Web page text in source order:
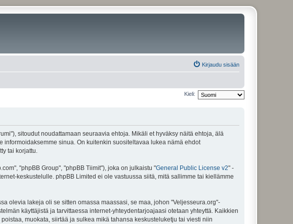
Kirjaudu sisään
Kieli:
sitoudut noudattamaan seuraavia ehtoja. Mikäli et hyväksy näitä ehtoja, älä
sinua. On kuitenkin suositeltavaa lukea nämä ehdot
tai korjattu.
"phpBB Group", "phpBB Tiimit"), joka on julkaistu "General Public License v2" -
keskustelulle. phpBB Limited ei ole vastuussa siitä, mitä sallimme tai kiellämme
olevia lakeja oli se sitten omassa maassasi, se maa, johon "Veljesseura.org"-
käyttäjistä ja tarvittaessa internet-yhteydentarjoajaasi otetaan yhteyttä. Kaikkien
muokata, siirtää ja sulkea mikä tahansa keskusteluketju tai viesti niin